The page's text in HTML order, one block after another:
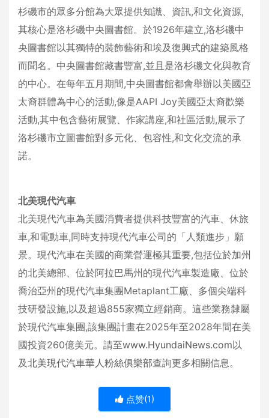
杉磯市的眾多分館為大眾提供知識、資訊,和文化資源,
其核心是洛杉磯中央圖書館。於1926年建立,洛杉磯中
央圖書館以其獨特的裝飾藝術和埃及復興式的建築風格
而聞名。中央圖書館藏書豐富,並且是洛杉磯文化與教育
的中心。在每年五月期間,中央圖書館都會舉辦以美國亞
太裔群體為中心的活動,像是AAPI Joy美國亞太裔歡樂
活動,其中包含藝術展覽、作家講座,和社區活動,展示了
洛杉磯市立圖書館對多元化、包容性,和文化交流的承
諾。
北美現代汽車
北美現代汽車為美國消費者提供科技豐富的汽車、休旅
車,和電動車,同時支持現代汽車公司的「人類進步」願
景。現代汽車在美國的商業營運極其重要,包括位於加州
的北美總部、位於阿拉巴馬州的現代汽車製造廠、位於
喬治亞州的現代汽車集團Metaplant工廠、多個尖端科
技研發設施,以及超過855家獨立經銷商。這些業務隸屬
於現代汽車集團,該集團計畫在2025年至2028年間在美
國投資260億美元。請至www.HyundaiNews.com以
及北美現代汽車華人粉絲俱樂部查詢更多相關信息。
点赞(1)